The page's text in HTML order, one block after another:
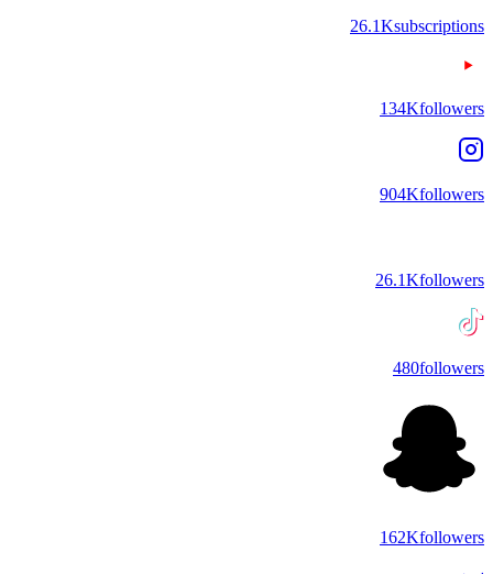
26.1Ksubscriptions
134Kfollowers
904Kfollowers
26.1Kfollowers
480followers
162Kfollowers